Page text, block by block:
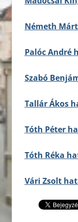
Németh
Palóc André
Szabó
Tallár Ákos
Tóth Péter
Tóth Réka
Vári Zsolt